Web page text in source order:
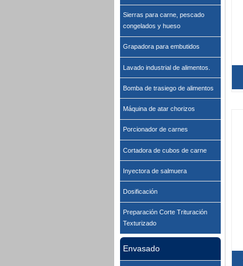
Sierras para carne, pescado
congelados y hueso
Grapadora para embutidos
Lavado industrial de alimentos.
Bomba de trasiego de alimentos
Máquina de atar chorizos
Porcionador de carnes
Cortadora de cubos de carne
Inyectora de salmuera
Dosificación
Preparación Corte Trituración
Texturizado
Envasado